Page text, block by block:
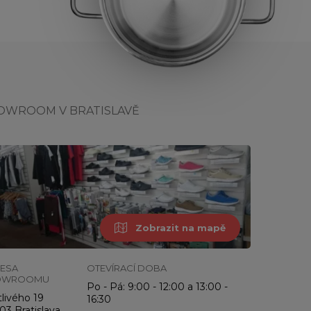
V BRATISLAVĚ
Zobrazit na mapě
19
OTEVÍRACÍ DOBA
Po - Pá: 9:00 - 12:00 a 13:00 -
16:30